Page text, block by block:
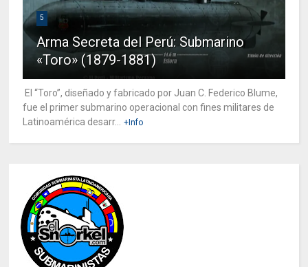
5
Arma Secreta del Perú: Submarino
«Toro» (1879-1881)
El “Toro”, diseñado y fabricado por Juan C. Federico Blume,
fue el primer submarino operacional con fines militares de
Latinoamérica desarr...
+Info